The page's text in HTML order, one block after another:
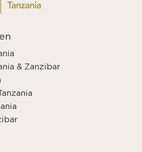
& Zanzibar